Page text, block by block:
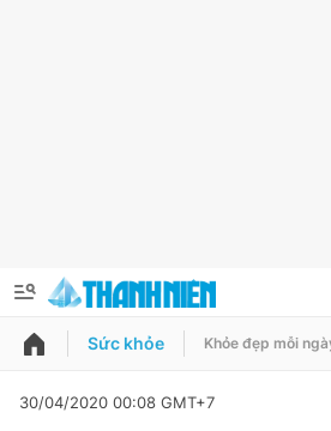
QUẢNG CÁO ĐẶT BÁO
Sức khỏe Khỏe đẹp mỗi
30/04/2020 00:08 GMT+7